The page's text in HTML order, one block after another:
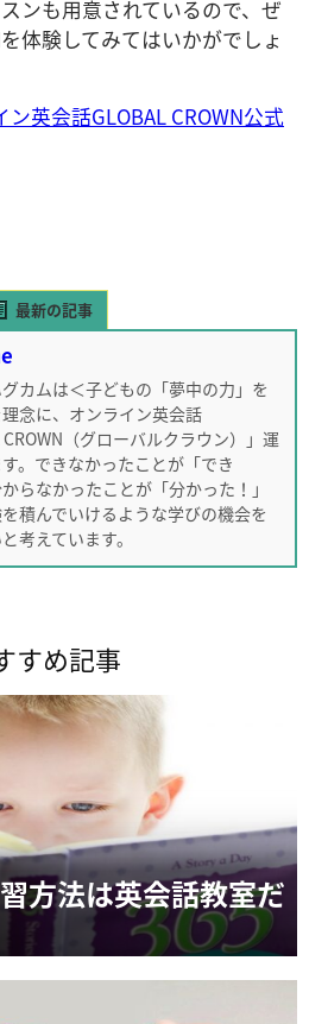
ンも用意されているので、ぜ
体験してみてはいかがでしょ
英会話GLOBAL CROWN公式
最新の記事
カムは＜子どもの「夢中の力」を
念に、オンライン英会話
CROWN（グローバルクラウン）」運
。できなかったことが「でき
らなかったことが「分かった！」
積んでいけるような学びの機会を
考えています。
すめ記事
方法は英会話教室だ